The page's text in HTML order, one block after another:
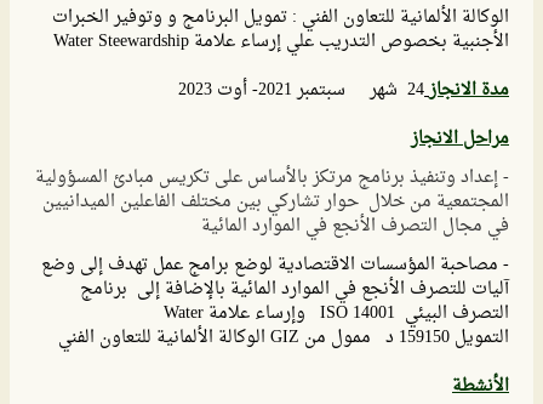
الوكالة الألمانية للتعاون الفني : تمويل البرنامج و وتوفير الخبرات
الأجنبية بخصوص التدريب علي إرساء علامة Water Steewardship
مدة الانجاز24 شهر سبتمبر 2021- أوت 2023
مراحل الانجاز
- إعداد وتنفيذ برنامج مرتكز بالأساس على تكريس مبادئ المسؤولية
المجتمعية من خلال حوار تشاركي بين مختلف الفاعلين الميدانيين
في مجال التصرف الأنجع في الموارد المائية
- مصاحبة المؤسسات الاقتصادية لوضع برامج عمل تهدف إلى وضع
آليات للتصرف الأنجع في الموارد المائية بالإضافة إلى برنامج
التصرف البيئي ISO 14001 وإرساء علامة Water
التمويل 159150 د ممول من GIZ الوكالة الألمانية للتعاون الفني
الأنشطة